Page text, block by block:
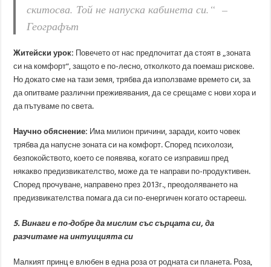
скитосва. Той не напуска кабинета си.“ –
Географът
Житейски урок: Повечето от нас предпочитат да стоят в „зоната
си на комфорт“, защото е по-лесно, отколкото да поемаш рискове.
Но докато сме на тази земя, трябва да използваме времето си, за
да опитваме различни преживявания, да се срещаме с нови хора и
да пътуваме по света.
Научно обяснение: Има милион причини, заради, които човек
трябва да напусне зоната си на комфорт. Според психолози,
безпокойството, което се появява, когато се изправиш пред
някакво предизвикателство, може да те направи по-продуктивен.
Според прочуване, направено през 2013г., преодоляването на
предизвикателства помага да си по-енергичен когато остарееш.
5. Винаги е по-добре да мислим със сърцата си, да
разчитаме на интуицията си
Малкият принц е влюбен в една роза от родната си планета. Роза,